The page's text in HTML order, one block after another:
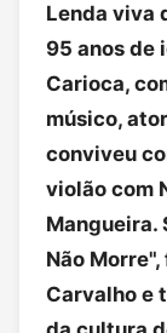
Lenda viva
95 anos de
Carioca,
músico,
conviveu
violão com
Mangueira.
Não
Carvalho e